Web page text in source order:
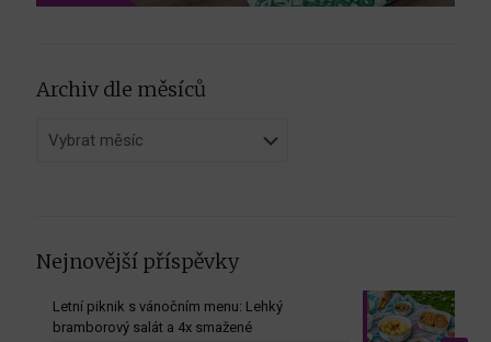
Archiv dle měsíců
dle
Nejnovější příspěvky
Letní piknik s vánočním menu: Lehký
bramborový salát a 4x smažené